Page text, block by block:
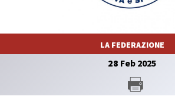
AREA TECNICA
GARE
LA FEDERAZIONE
28 Feb2025